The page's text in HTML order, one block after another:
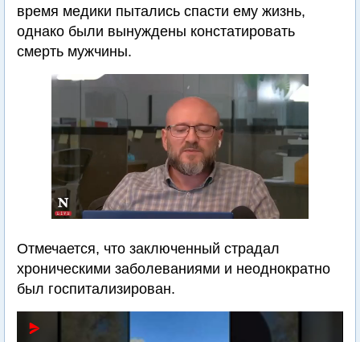
время медики пытались спасти ему жизнь,
однако были вынуждены констатировать
смерть мужчины.
Отмечается, что заключенный страдал
хроническими заболеваниями и неоднократно
был госпитализирован.